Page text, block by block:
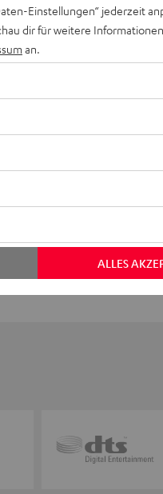
Einstellungen“ jederzeit
dir für weitere
an.
ALLES